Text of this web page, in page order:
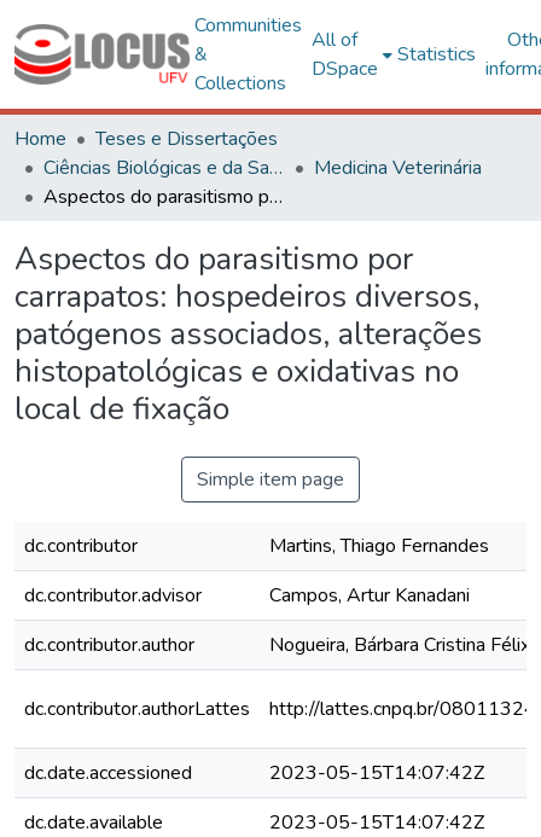
Communities
&
Collections
All of
DSpace
Statistics
Home
Teses e Dissertações
Ciências Biológicas e da Saúde
Medicina Veterinária
Aspectos do parasitismo por carrapatos: hospedeiros diversos, patógenos associados, alterações histopatológicas e oxidativas no local de fixação
Aspectos do parasitismo por
carrapatos: hospedeiros diversos,
patógenos associados, alterações
histopatológicas e oxidativas no
local de fixação
Simple item page
dc.contributor
Martins, Thiago Fernandes
dc.contributor.advisor
Campos, Artur Kanadani
dc.contributor.author
Nogueira, Bárbara Cristina Félix
dc.contributor.authorLattes http://lattes.cnpq.br/
dc.date.accessioned
2023-05-15T14:07:42Z
dc.date.available
2023-05-15T14:07:42Z